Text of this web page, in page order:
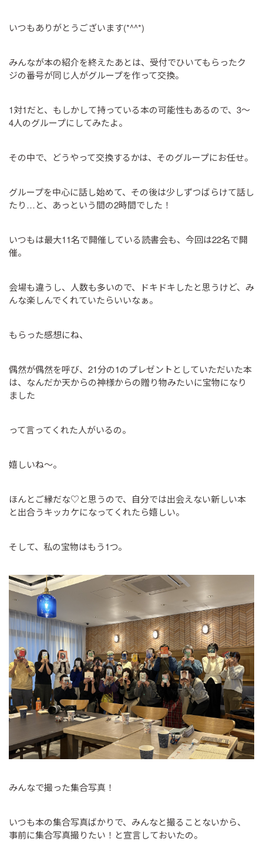
いつもありがとうございます(*^^*)
みんなが本の紹介を終えたあとは、受付でひいてもらったク
ジの番号が同じ人がグループを作って交換。
1対1だと、もしかして持っている本の可能性もあるので、3～
4人のグループにしてみたよ。
その中で、どうやって交換するかは、そのグループにお任せ。
グループを中心に話し始めて、その後は少しずつばらけて話し
たり…と、あっという間の2時間でした！
いつもは最大11名で開催している読書会も、今回は22名で開
催。
会場も違うし、人数も多いので、ドキドキしたと思うけど、み
んな楽しんでくれていたらいいなぁ。
もらった感想にね、
偶然が偶然を呼び、21分の1のプレゼントとしていただいた本
は、なんだか天からの神様からの贈り物みたいに宝物になり
ました
って言ってくれた人がいるの。
嬉しいね～。
ほんとご縁だな♡と思うので、自分では出会えない新しい本
と出合うキッカケになってくれたら嬉しい。
そして、私の宝物はもう1つ。
みんなで撮った集合写真！
いつも本の集合写真ばかりで、みんなと撮ることないから、
事前に集合写真撮りたい！と宣言しておいたの。